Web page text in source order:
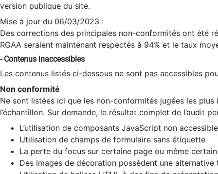
version publique du site.
Mise à jour du 06/03/2023 :
Des corrections des principales non-conformités ont été
RGAA seraient maintenant respectés à 94% et le taux
- Contenus inaccessibles
Les contenus listés ci-dessous ne sont pas accessibles
Non conformité
Ne sont listées ici que les non-conformités jugées les
l’échantillon. Sur demande, le résultat complet de l’audit
L’utilisation de composants JavaScript non
Utilisation de champs de formulaire sans étiquette
La perte du focus sur certaine page ou même
Des images de décoration possèdent une alternative